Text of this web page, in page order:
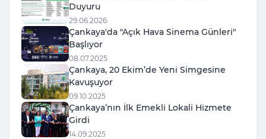
Duyuru
29.06.2026
Çankaya'da "Açık Hava Sinema Günleri"
Başlıyor
08.07.2025
Çankaya, 20 Ekim’de Yeni Simgesine
Kavuşuyor
09.10.2025
Çankaya’nın İlk Emekli Lokali Hizmete
Girdi
14.09.2025